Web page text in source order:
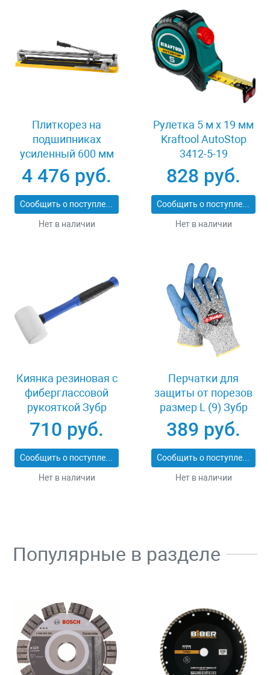
Плиткорез на
подшипниках
усиленный 600 мм
Stayer PROFI 3318-60
4 476 руб.
Сообщить о поступлении
Нет в наличии
Рулетка 5 м x 19 мм
Kraftool AutoStop
3412-5-19
828 руб.
Сообщить о поступлении
Нет в наличии
Киянка резиновая с
фиберглассовой
рукояткой Зубр
ПРОФИ 20531-
450_z02
710 руб.
Сообщить о поступлении
Нет в наличии
Перчатки для
защиты от порезов
размер L (9) Зубр
11277-L
389 руб.
Сообщить о поступлении
Нет в наличии
Популярные в разделе